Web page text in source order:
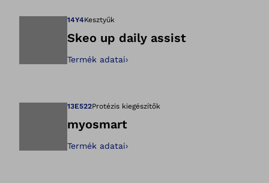
14Y4Kesztyűk
Skeo up daily assist
Termék adatai›
13E522Protézis kiegészítők
myosmart
Termék adatai›